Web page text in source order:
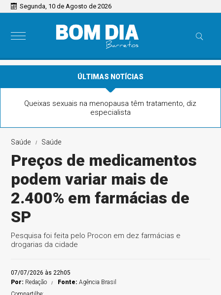
Segunda, 10 de Agosto de 2026
ÚLTIMAS NOTÍCIAS
Queixas sexuais na menopausa têm tratamento, diz
especialista
Saúde Saúde
Preços de medicamentos
podem variar mais de
2.400% em farmácias de
SP
Pesquisa foi feita pelo Procon em dez farmácias e
drogarias da cidade
07/07/2026 às 22h05
Por: Redação Fonte:Agência Brasil